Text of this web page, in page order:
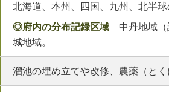
北海道、本州、四国、九州、北半球
◎府内の分布記録区域 中丹地域（
城地域。
溜池の埋め立てや改修、農薬（と